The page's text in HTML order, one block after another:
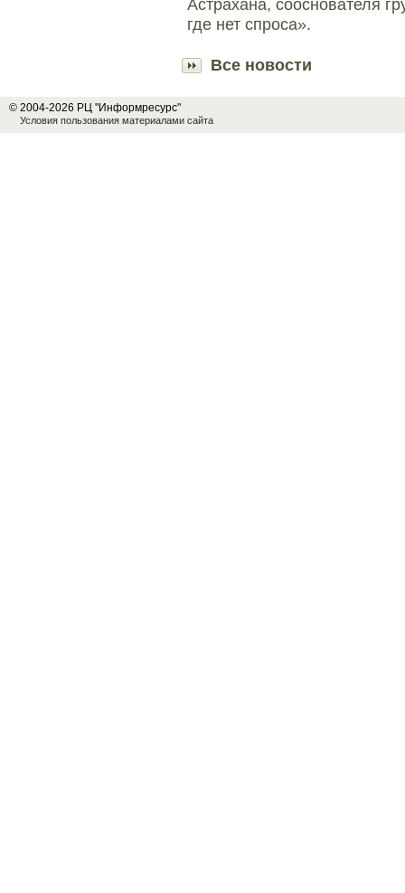
Астрахана, сооснователя
где нет спроса».
Все новости
© 2004-2026 РЦ "Информресурс"
Условия пользования материалами сайта